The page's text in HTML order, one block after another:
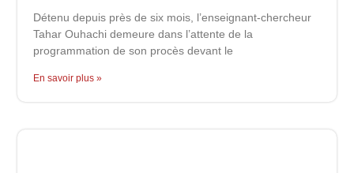
Détenu depuis près de six mois, l’enseignant-chercheur
Tahar Ouhachi demeure dans l’attente de la
programmation de son procès devant le
En savoir plus »